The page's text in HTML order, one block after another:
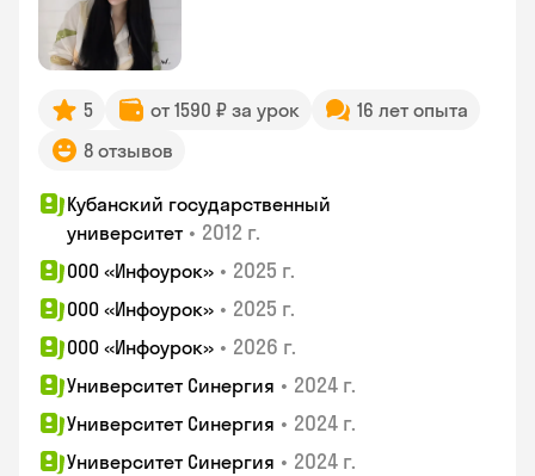
5 от 1590 ₽ за урок
16 лет опыта
8 отзывов
Кубанский государственный
университет • 2012 г.
ООО «Инфоурок» • 2025 г.
ООО «Инфоурок» • 2025 г.
ООО «Инфоурок» • 2026 г.
Университет Синергия • 2024 г.
Университет Синергия • 2024 г.
Университет Синергия • 2024 г.